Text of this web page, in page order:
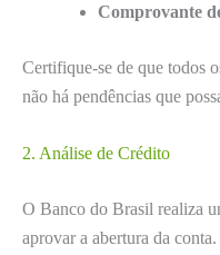
Comprovante
Certifique-se de que todos
não há pendências que
2. Análise de Crédito
O Banco do Brasil realiza
aprovar a abertura da